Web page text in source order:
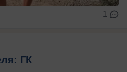
1
ГК